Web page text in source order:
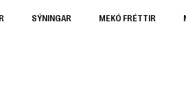
SÝNINGAR MEKÓ FRÉTTIR